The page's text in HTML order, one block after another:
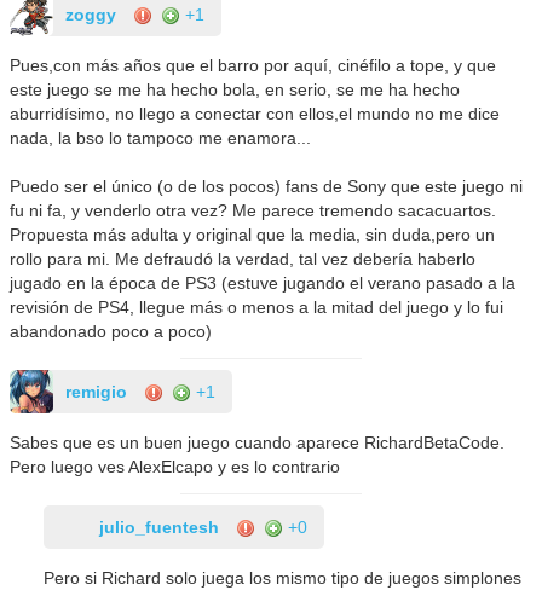
zoggy +1
Pues,con más años que el barro por aquí, cinéfilo a tope, y que
este juego se me ha hecho bola, en serio, se me ha hecho
aburridísimo, no llego a conectar con ellos,el mundo no me dice
nada, la bso lo tampoco me enamora...
Puedo ser el único (o de los pocos) fans de Sony que este juego ni
fu ni fa, y venderlo otra vez? Me parece tremendo sacacuartos.
Propuesta más adulta y original que la media, sin duda,pero un
rollo para mi. Me defraudó la verdad, tal vez debería haberlo
jugado en la época de PS3 (estuve jugando el verano pasado a la
revisión de PS4, llegue más o menos a la mitad del juego y lo fui
abandonado poco a poco)
remigio +1
Sabes que es un buen juego cuando aparece RichardBetaCode.
Pero luego ves AlexElcapo y es lo contrario
julio_fuentesh +0
Pero si Richard solo juega los mismo tipo de juegos simplones